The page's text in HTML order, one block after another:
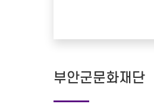
부안군문화재단